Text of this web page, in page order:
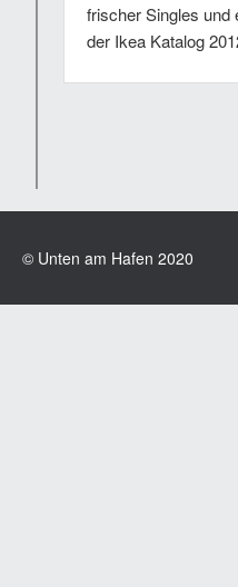
frischer Singles und
der Ikea Katalog
© Unten am Hafen 2020